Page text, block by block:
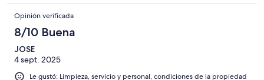
Opinión verificada
8/10 Buena
JOSE
4 sept. 2025
Le gustó: Limpieza, servicio y personal, condiciones de la propiedad